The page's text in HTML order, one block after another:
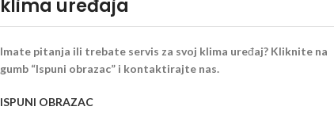
klima uređaja
Imate pitanja ili trebate servis za svoj klima uređaj? Kliknite na
gumb “Ispuni obrazac” i kontaktirajte nas.
ISPUNI OBRAZAC